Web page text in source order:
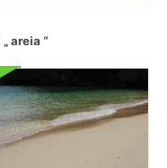
areia